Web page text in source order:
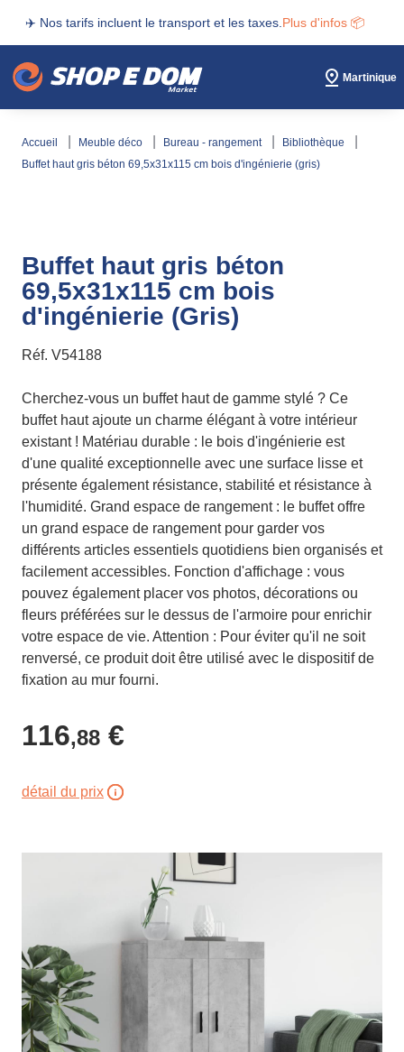
✈️ Nos tarifs incluent le transport et les taxes. Plus d'infos 📦
Martinique
accueil meuble déco bureau - rangement
bibliothèque
buffet haut gris béton 69,5x31x115 cm bois d'ingénierie (gris)
Buffet haut gris béton
69,5x31x115 cm bois
d'ingénierie (Gris)
Réf. V54188
Cherchez-vous un buffet haut de gamme stylé ? Ce
buffet haut ajoute un charme élégant à votre intérieur
existant ! Matériau durable : le bois d'ingénierie est
d'une qualité exceptionnelle avec une surface lisse et
présente également résistance, stabilité et résistance à
l'humidité. Grand espace de rangement : le buffet offre
un grand espace de rangement pour garder vos
différents articles essentiels quotidiens bien organisés et
facilement accessibles. Fonction d'affichage : vous
pouvez également placer vos photos, décorations ou
fleurs préférées sur le dessus de l'armoire pour enrichir
votre espace de vie. Attention : Pour éviter qu'il ne soit
renversé, ce produit doit être utilisé avec le dispositif de
fixation au mur fourni.
116,88 €
détail du prix